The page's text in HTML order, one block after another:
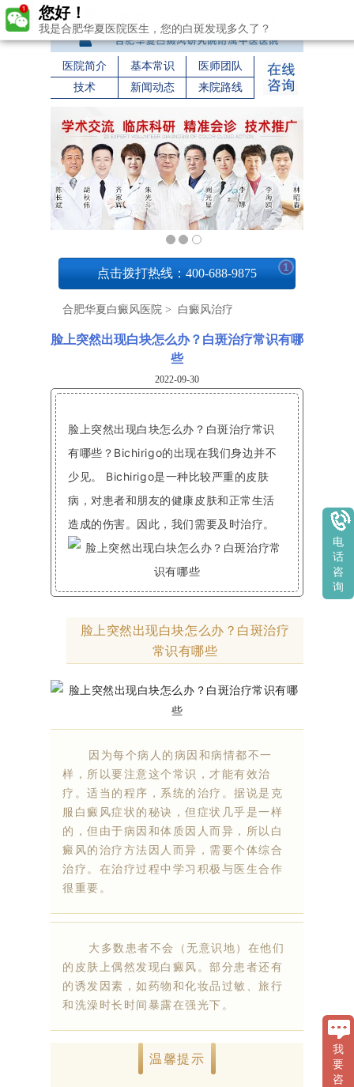
医院简介 基本常识
医师团队
技术
新闻动态 来院路线
点击拨打热线：400-688-9875 1
合肥华夏白癜风医院 > 白癜风治疗
脸上突然出现白块怎么办？白斑治疗常识有哪
些
2022-09-30
脸上突然出现白块怎么办？白斑治疗常识
有哪些？Bichirigo的出现在我们身边并不
少见。 Bichirigo是一种比较严重的皮肤
病，对患者和朋友的健康皮肤和正常生活
造成的伤害。因此，我们需要及时治疗。
脸上突然出现白块怎么办？白斑治疗
常识有哪些
因为每个病人的病因和病情都不一
样，所以要注意这个常识，才能有效治
疗。适当的程序，系统的治疗。据说是克
服白癜风症状的秘诀，但症状几乎是一样
的，但由于病因和体质因人而异，所以白
癜风的治疗方法因人而异，需要个体综合
治疗。在治疗过程中学习积极与医生合作
很重要。
大多数患者不会（无意识地）在他们
的皮肤上偶然发现白癜风。部分患者还有
的诱发因素，如药物和化妆品过敏、旅行
和洗澡时长时间暴露在强光下。
温馨提示
您好！
我是合肥华夏医院医生，您的白斑发现多久了？
我
要
咨
电
话
咨
询